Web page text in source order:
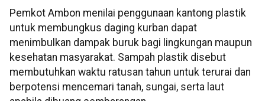
Pemkot Ambon menilai penggunaan kantong plastik
untuk membungkus daging kurban dapat
menimbulkan dampak buruk bagi lingkungan maupun
kesehatan masyarakat. Sampah plastik disebut
membutuhkan waktu ratusan tahun untuk terurai dan
berpotensi mencemari tanah, sungai, serta laut